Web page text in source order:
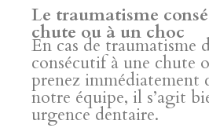
Le traumatisme
chute ou à un choc
En cas de traumatisme
consécutif à une chute
prenez immédiatement
notre équipe, il s’agit
urgence dentaire.